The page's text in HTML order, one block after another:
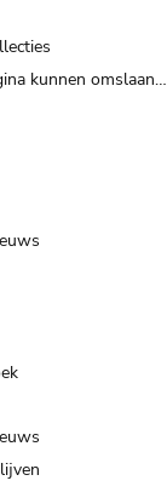
kunnen omslaan…